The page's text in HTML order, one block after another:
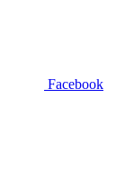
Facebook